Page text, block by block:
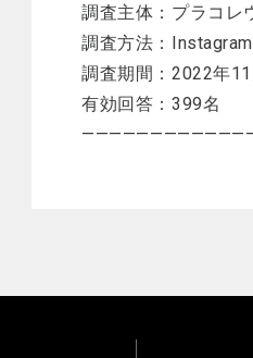
調査主体：プラコレ
調査方法：
調査期間：2022年
有効回答：399名